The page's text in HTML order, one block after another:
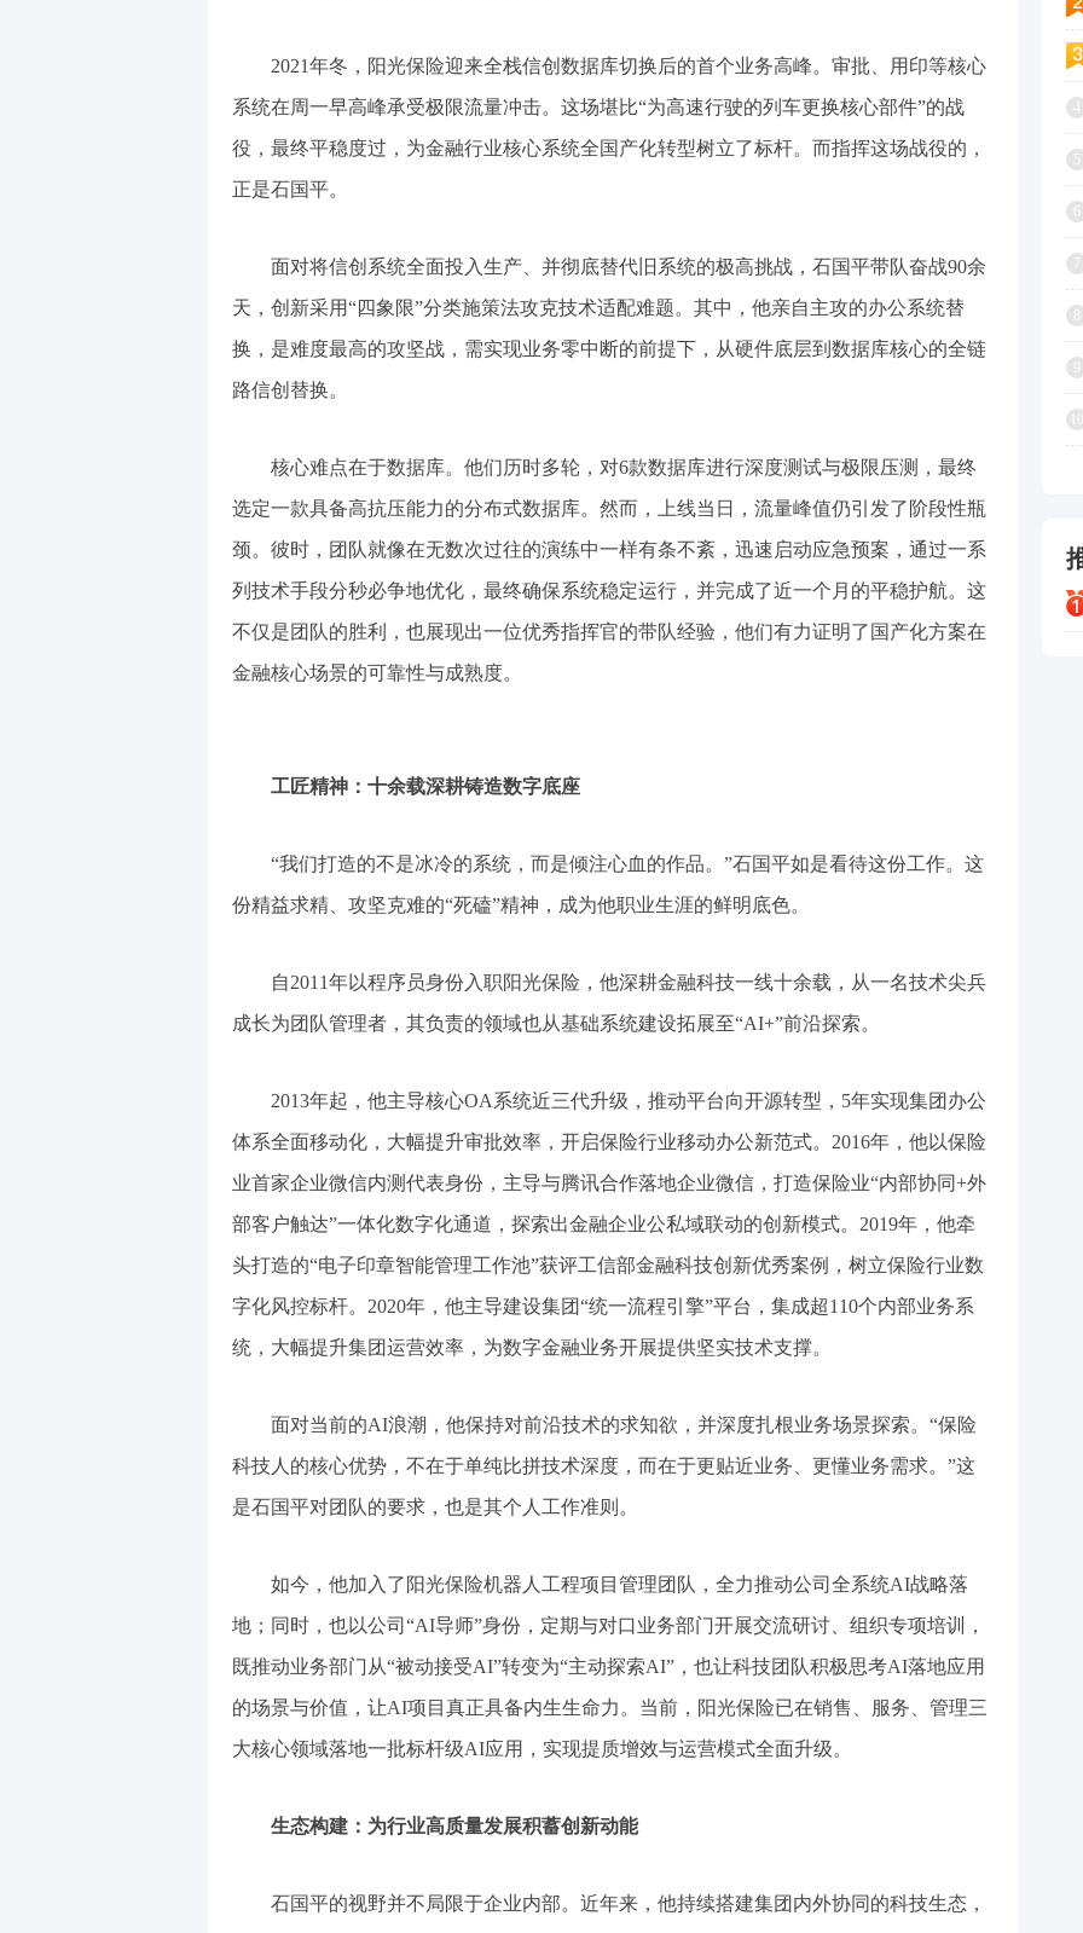
2021年冬，阳光保险迎来全栈信创数据库切换后的首个业务高峰。审批、用印等核心
系统在周一早高峰承受极限流量冲击。这场堪比“为高速行驶的列车更换核心部件”的战
役，最终平稳度过，为金融行业核心系统全国产化转型树立了标杆。而指挥这场战役的，
正是石国平。
面对将信创系统全面投入生产、并彻底替代旧系统的极高挑战，石国平带队奋战90余
天，创新采用“四象限”分类施策法攻克技术适配难题。其中，他亲自主攻的办公系统替
换，是难度最高的攻坚战，需实现业务零中断的前提下，从硬件底层到数据库核心的全链
路信创替换。
核心难点在于数据库。他们历时多轮，对6款数据库进行深度测试与极限压测，最终
选定一款具备高抗压能力的分布式数据库。然而，上线当日，流量峰值仍引发了阶段性瓶
颈。彼时，团队就像在无数次过往的演练中一样有条不紊，迅速启动应急预案，通过一系
列技术手段分秒必争地优化，最终确保系统稳定运行，并完成了近一个月的平稳护航。这
不仅是团队的胜利，也展现出一位优秀指挥官的带队经验，他们有力证明了国产化方案在
金融核心场景的可靠性与成熟度。
工匠精神：十余载深耕铸造数字底座
“我们打造的不是冰冷的系统，而是倾注心血的作品。”石国平如是看待这份工作。这
份精益求精、攻坚克难的“死磕”精神，成为他职业生涯的鲜明底色。
自2011年以程序员身份入职阳光保险，他深耕金融科技一线十余载，从一名技术尖兵
成长为团队管理者，其负责的领域也从基础系统建设拓展至“AI+”前沿探索。
2013年起，他主导核心OA系统近三代升级，推动平台向开源转型，5年实现集团办公
体系全面移动化，大幅提升审批效率，开启保险行业移动办公新范式。2016年，他以保险
业首家企业微信内测代表身份，主导与腾讯合作落地企业微信，打造保险业“内部协同+外
部客户触达”一体化数字化通道，探索出金融企业公私域联动的创新模式。2019年，他牵
头打造的“电子印章智能管理工作池”获评工信部金融科技创新优秀案例，树立保险行业数
字化风控标杆。2020年，他主导建设集团“统一流程引擎”平台，集成超110个内部业务系
统，大幅提升集团运营效率，为数字金融业务开展提供坚实技术支撑。
面对当前的AI浪潮，他保持对前沿技术的求知欲，并深度扎根业务场景探索。“保险
科技人的核心优势，不在于单纯比拼技术深度，而在于更贴近业务、更懂业务需求。”这
是石国平对团队的要求，也是其个人工作准则。
如今，他加入了阳光保险机器人工程项目管理团队，全力推动公司全系统AI战略落
地；同时，也以公司“AI导师”身份，定期与对口业务部门开展交流研讨、组织专项培训，
既推动业务部门从“被动接受AI”转变为“主动探索AI”，也让科技团队积极思考AI落地应用
的场景与价值，让AI项目真正具备内生生命力。当前，阳光保险已在销售、服务、管理三
大核心领域落地一批标杆级AI应用，实现提质增效与运营模式全面升级。
生态构建：为行业高质量发展积蓄创新动能
石国平的视野并不局限于企业内部。近年来，他持续搭建集团内外协同的科技生态，
5
7